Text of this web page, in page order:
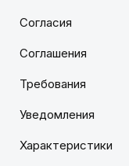
Согласия
Соглашения
Требования
Уведомления
Характеристики